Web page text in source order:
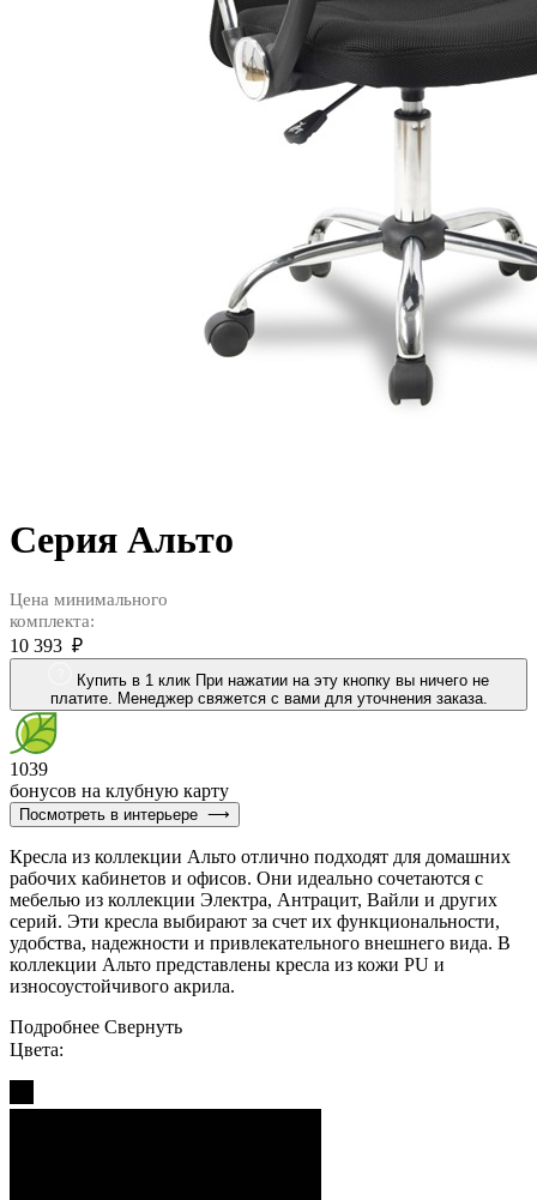
Серия Альто
Цена минимального
комплекта:
10 393 ₽
Купить в 1 клик При нажатии на эту кнопку вы ничего не
платите. Менеджер свяжется с вами для уточнения заказа.
1039
бонусов на клубную карту
Посмотреть в интерьере ⟶
Кресла из коллекции Альто отлично подходят для домашних
рабочих кабинетов и офисов. Они идеально сочетаются с
мебелью из коллекции Электра, Антрацит, Вайли и других
серий. Эти кресла выбирают за счет их функциональности,
удобства, надежности и привлекательного внешнего вида. В
коллекции Альто представлены кресла из кожи PU и
износоустойчивого акрила.
Подробнее Свернуть
Цвета: